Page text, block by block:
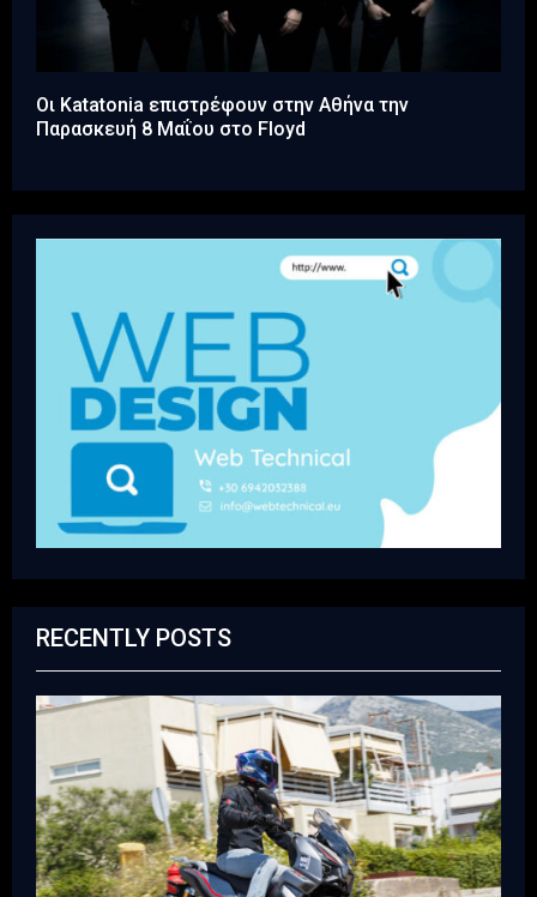
Οι Katatonia επιστρέφουν στην Αθήνα την
Παρασκευή 8 Μαΐου στο Floyd
RECENTLY POSTS